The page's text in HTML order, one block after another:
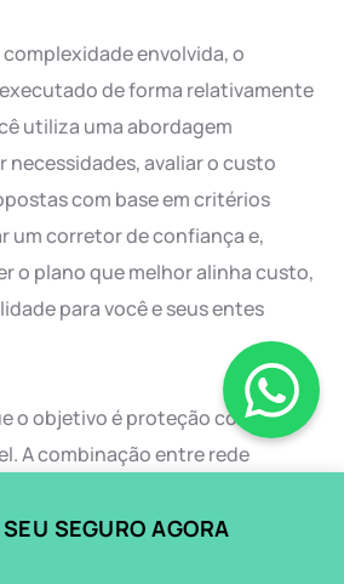
envolvida, o
de forma relativamente
utiliza uma abordagem
avaliar o custo
com base em critérios
um corretor de confiança e,
o plano que melhor alinha custo,
para você e seus entes
o objetivo é proteção contínua,
A combinação entre rede
transforma o seguro saúde não
SEGURO AGORA